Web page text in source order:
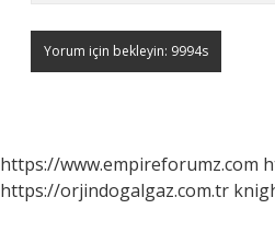
https://www.empireforumz.com
https://orjindogalgaz.com.tr